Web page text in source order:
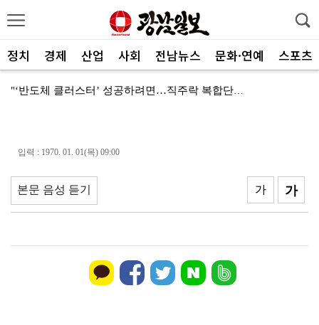
정치 경제 산업 사회 전남뉴스 문화·연예 스포츠
"‘반도체 클러스터’ 성공하려면…직주락 복합단지 구축"
폭염에 멈춘 무안공항 참사 재수색 10일 재개
[사설]가뭄 피해 현실화…철저한 대책마련 중요
[사설]강진 병영면 ‘도시재생 성공모델’된 이유
입력 : 1970. 01. 01(목) 09:00
본문 음성 듣기 가
가